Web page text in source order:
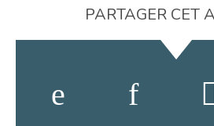
PARTAGER CET